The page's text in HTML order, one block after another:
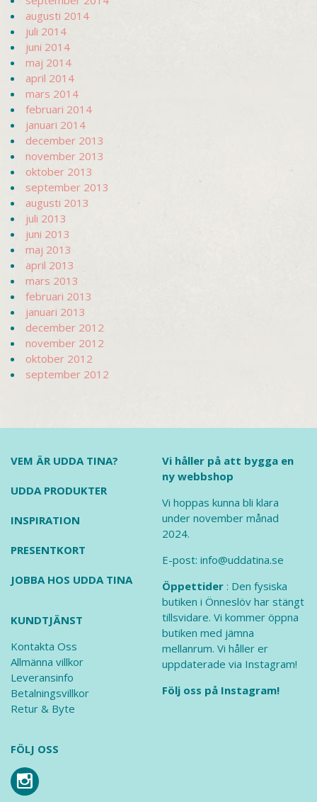
augusti 2014
juli 2014
juni 2014
maj 2014
april 2014
mars 2014
februari 2014
januari 2014
december 2013
november 2013
oktober 2013
september 2013
augusti 2013
juli 2013
juni 2013
maj 2013
april 2013
mars 2013
februari 2013
januari 2013
december 2012
november 2012
oktober 2012
september 2012
VEM ÄR UDDA TINA?
UDDA PRODUKTER
INSPIRATION
PRESENTKORT
JOBBA HOS UDDA TINA
KUNDTJÄNST
Kontakta Oss
Allmänna villkor
Leveransinfo
Betalningsvillkor
Retur & Byte
Vi håller på att bygga en
ny webbshop
Vi hoppas kunna bli klara
under november månad
2024.
E-post: info@uddatina.se
Öppettider : Den fysiska
butiken i Önneslöv har stängt
tillsvidare. Vi kommer öppna
butiken med jämna
mellanrum. Vi håller er
uppdaterade via Instagram!
Följ oss på Instagram!
FÖLJ OSS